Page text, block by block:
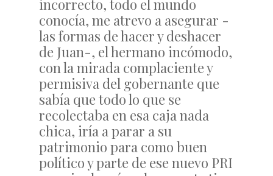
incorrecto, todo el mundo
conocía, me atrevo a asegurar -
las formas de hacer y deshacer
de Juan-, el hermano incómodo,
con la mirada complaciente y
permisiva del gobernante que
sabía que todo lo que se
recolectaba en esa caja nada
chica, iría a parar a su
patrimonio para como buen
político y parte de ese nuevo PRI